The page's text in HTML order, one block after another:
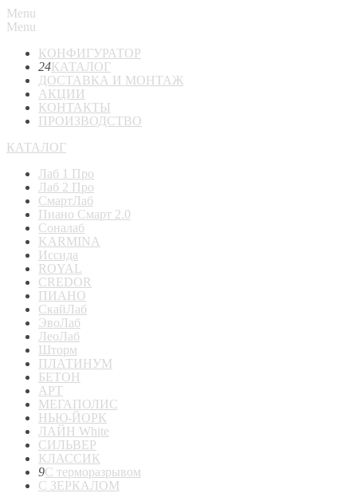
Menu
Menu
КОНФИГУРАТОР
24КАТАЛОГ
ДОСТАВКА И МОНТАЖ
АКЦИИ
КОНТАКТЫ
ПРОИЗВОДСТВО
КАТАЛОГ
Лаб 1 Про
Лаб 2 Про
СмартЛаб
Пиано Смарт 2.0
Соналаб
KARMINA
Иссида
ROYAL
CREDOR
ПИАНО
СкайЛаб
ЭвоЛаб
ЛеоЛаб
Шторм
ПЛАТИНУМ
БЕТОН
АРТ
МЕГАПОЛИС
НЬЮ-ЙОРК
ЛАЙН White
СИЛЬВЕР
КЛАССИК
9С терморазрывом
С ЗЕРКАЛОМ